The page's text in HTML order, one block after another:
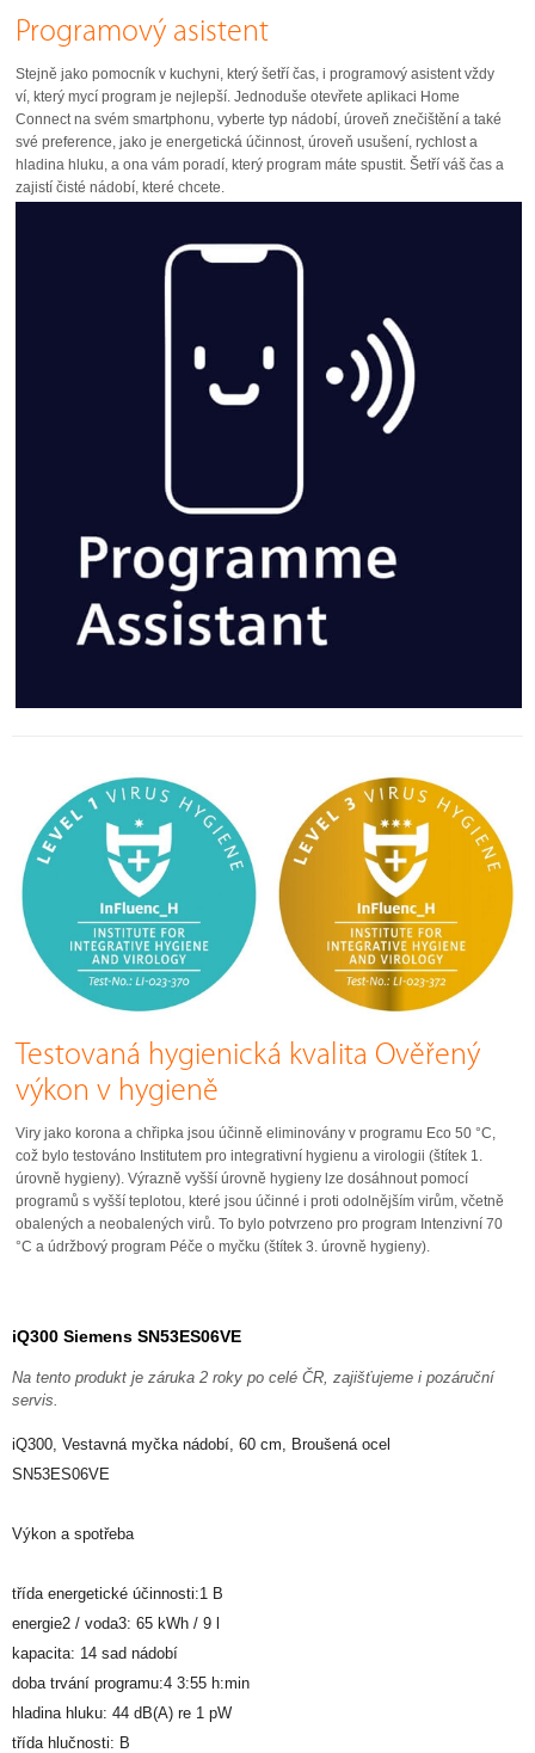
Programový asistent
Stejně jako pomocník v kuchyni, který šetří čas, i programový asistent vždy
ví, který mycí program je nejlepší. Jednoduše otevřete aplikaci Home
Connect na svém smartphonu, vyberte typ nádobí, úroveň znečištění a také
své preference, jako je energetická účinnost, úroveň usušení, rychlost a
hladina hluku, a ona vám poradí, který program máte spustit. Šetří váš čas a
zajistí čisté nádobí, které chcete.
Testovaná hygienická kvalita Ověřený
výkon v hygieně
Viry jako korona a chřipka jsou účinně eliminovány v programu Eco 50 °C,
což bylo testováno Institutem pro integrativní hygienu a virologii (štítek 1.
úrovně hygieny). Výrazně vyšší úrovně hygieny lze dosáhnout pomocí
programů s vyšší teplotou, které jsou účinné i proti odolnějším virům, včetně
obalených a neobalených virů. To bylo potvrzeno pro program Intenzivní 70
°C a údržbový program Péče o myčku (štítek 3. úrovně hygieny).
iQ300 Siemens SN53ES06VE
Na tento produkt je záruka 2 roky po celé ČR, zajišťujeme i pozáruční
servis.
iQ300, Vestavná myčka nádobí, 60 cm, Broušená ocel
SN53ES06VE
Výkon a spotřeba
třída energetické účinnosti:1 B
energie2 / voda3: 65 kWh / 9 l
kapacita: 14 sad nádobí
doba trvání programu:4 3:55 h:min
hladina hluku: 44 dB(A) re 1 pW
třída hlučnosti: B